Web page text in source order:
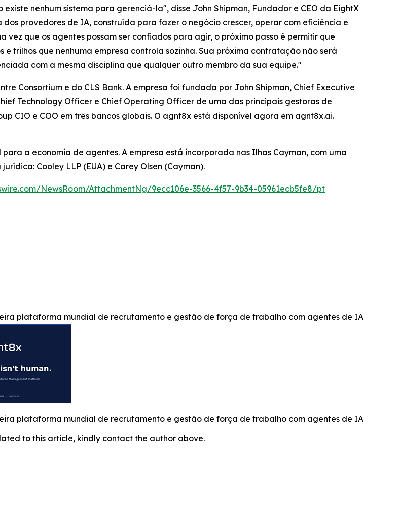
nenhum sistema para gerenciá-la", disse John Shipman, Fundador e CEO da EightX
provedores de IA, construída para fazer o negócio crescer, operar com eficiência e
que os agentes possam ser confiados para agir, o próximo passo é permitir que
trilhos que nenhuma empresa controla sozinha. Sua próxima contratação não será
com a mesma disciplina que qualquer outro membro da sua equipe."
Consortium e do CLS Bank. A empresa foi fundada por John Shipman, Chief Executive
Technology Officer e Chief Operating Officer de uma das principais gestoras de
CIO e COO em três bancos globais. O agnt8x está disponível agora em agnt8x.ai.
a economia de agentes. A empresa está incorporada nas Ilhas Cayman, com uma
Cooley LLP (EUA) e Carey Olsen (Cayman).
NewsRoom/AttachmentNg/9ecc106e-3566-4f57-9b34-05961ecb5fe8/pt
plataforma mundial de recrutamento e gestão de força de trabalho com agentes de IA
plataforma mundial de recrutamento e gestão de força de trabalho com agentes de IA
to this article, kindly contact the author above.